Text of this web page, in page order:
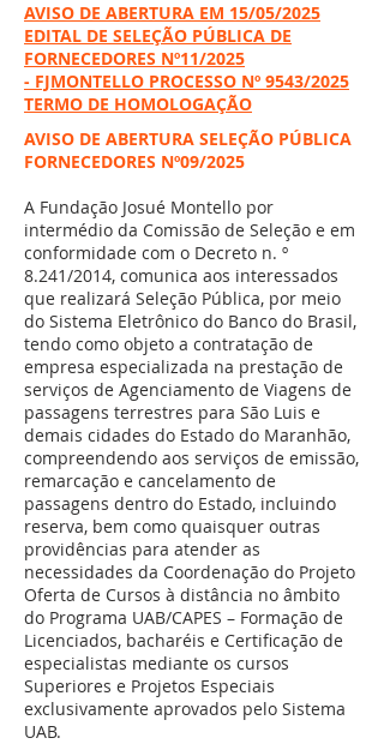
AVISO DE ABERTURA EM 15/05/2025
EDITAL DE SELEÇÃO PÚBLICA DE
FORNECEDORES Nº11/2025
- FJMONTELLO PROCESSO Nº 9543/2025
TERMO DE HOMOLOGAÇÃO
AVISO DE ABERTURA SELEÇÃO PÚBLICA
FORNECEDORES Nº09/2025
A Fundação Josué Montello por
intermédio da Comissão de Seleção e em
conformidade com o Decreto n. º
8.241/2014, comunica aos interessados
que realizará Seleção Pública, por meio
do Sistema Eletrônico do Banco do Brasil,
tendo como objeto a contratação de
empresa especializada na prestação de
serviços de Agenciamento de Viagens de
passagens terrestres para São Luis e
demais cidades do Estado do Maranhão,
compreendendo aos serviços de emissão,
remarcação e cancelamento de
passagens dentro do Estado, incluindo
reserva, bem como quaisquer outras
providências para atender as
necessidades da Coordenação do Projeto
Oferta de Cursos à distância no âmbito
do Programa UAB/CAPES – Formação de
Licenciados, bacharéis e Certificação de
especialistas mediante os cursos
Superiores e Projetos Especiais
exclusivamente aprovados pelo Sistema
UAB.